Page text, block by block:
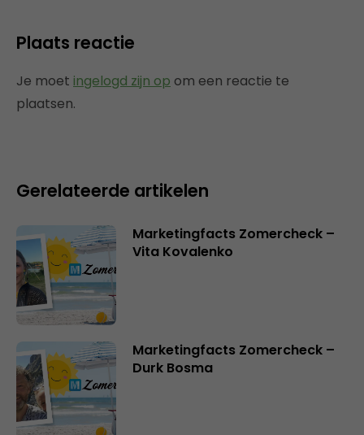
Plaats reactie
Je moet ingelogd zijn op om een reactie te
plaatsen.
Gerelateerde artikelen
Marketingfacts Zomercheck –
Vita Kovalenko
Marketingfacts Zomercheck –
Durk Bosma